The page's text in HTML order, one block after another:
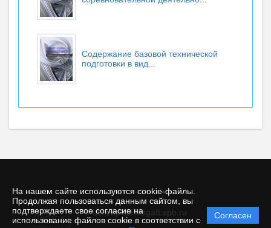
На нашем сайте используются cookie-файлы.
Продолжая пользоваться данным сайтом, вы
подтверждаете свое согласие на
использование файлов cookie в соответствии с
Согласен
Содержание базовой технической
подготовки в вид...
© uchzapiski.lesgaft.spb.ru
Политика